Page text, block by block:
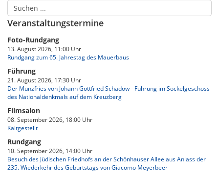
Veranstaltungstermine
Foto-Rundgang
13. August 2026, 11:00 Uhr
Rundgang zum 65. Jahrestag des Mauerbaus
Führung
21. August 2026, 17:30 Uhr
Der Münzfries von Johann Gottfried Schadow - Führung im Sockelgeschoss
des Nationaldenkmals auf dem Kreuzberg
Filmsalon
08. September 2026, 18:00 Uhr
Kaltgestellt
Rundgang
10. September 2026, 14:00 Uhr
Besuch des Jüdischen Friedhofs an der Schönhauser Allee aus Anlass der
235. Wiederkehr des Geburtstags von Giacomo Meyerbeer